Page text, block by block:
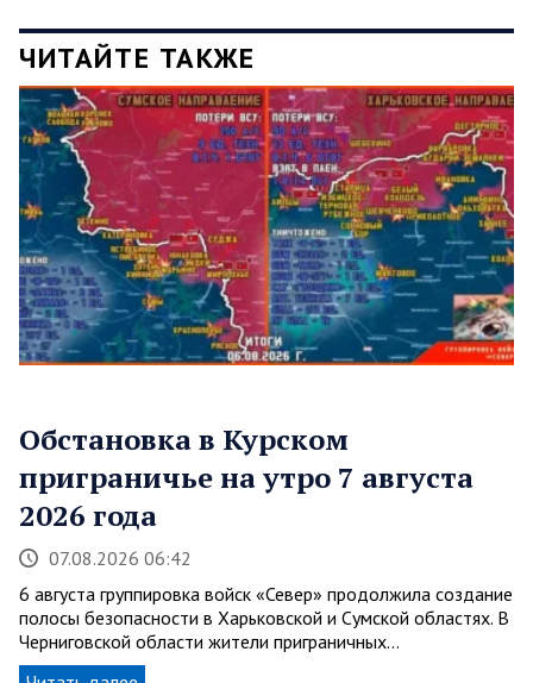
ЧИТАЙТЕ ТАКЖЕ
Обстановка в Курском
приграничье на утро 7 августа
2026 года
07.08.2026 06:42
6 августа группировка войск «Север» продолжила создание
полосы безопасности в Харьковской и Сумской областях. В
Черниговской области жители приграничных…